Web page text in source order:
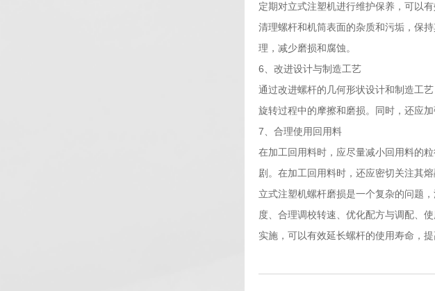
定期对立式注塑机进行维护保养，可以
清理螺杆和机筒表面的杂质和污垢，保
理，减少磨损和腐蚀。
6、改进设计与制造工艺
通过改进螺杆的几何形状设计和制造工
旋转过程中的摩擦和磨损。同时，还应
7、合理使用回用料
在加工回用料时，应尽量减小回用料的
剧。在加工回用料时，还应密切关注其
立式注塑机螺杆磨损是一个复杂的问题
度、合理调校转速、优化配方与调配、
实施，可以有效延长螺杆的使用寿命，